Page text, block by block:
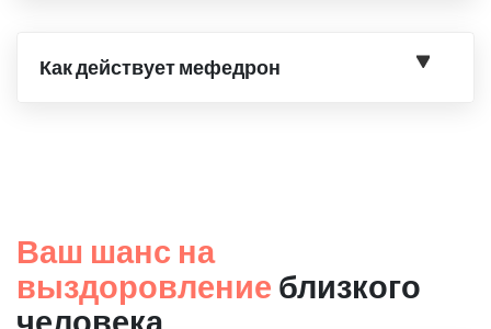
Как действует мефедрон
Ваш шанс на
выздоровление близкого
человека